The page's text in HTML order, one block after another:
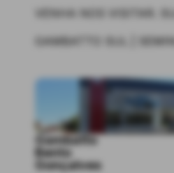
GAMBATTO SUL |
Gambatto
Bento
Gonçalves